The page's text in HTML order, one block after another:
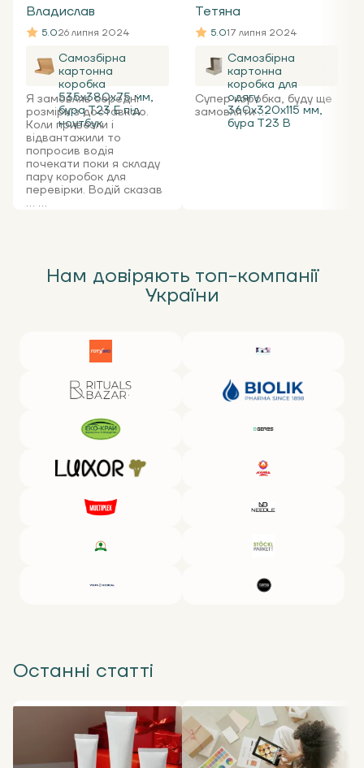
Владислав
5.026 липня 2024
Самозбірна
картонна
коробка
535x380x75 мм,
бура Т23 Е під
ноутбук
Я замовляв середні
розміри з доставкою.
Коли привезли і
відвантажили то
попросив водія
почекати поки я складу
пару коробок для
перевірки. Водій сказав
... ...
Тетяна
5.017 липня 2024
Самозбірна
картонна
коробка для
одягу
360х320х115 мм,
бура Т23 В
Супер коробка, буду ще
замовляти ...
Нам довіряють топ-компанії
України
Останні статті